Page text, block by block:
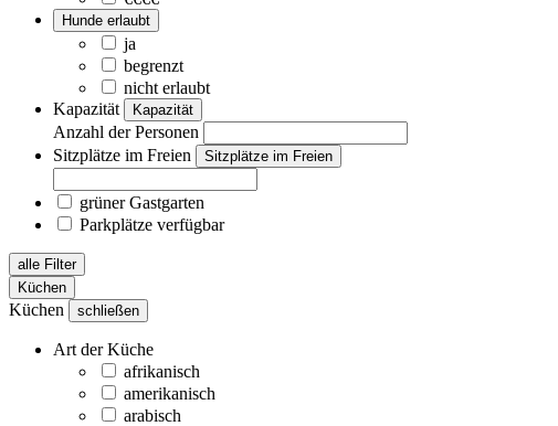
Hunde erlaubt
ja
begrenzt
nicht erlaubt
Kapazität
Kapazität
Anzahl der Personen
Sitzplätze im Freien
Sitzplätze im Freien
grüner Gastgarten
Parkplätze verfügbar
alle Filter
Küchen
Küchen schließen
Art der Küche
afrikanisch
amerikanisch
arabisch